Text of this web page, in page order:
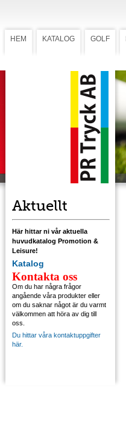
HEM KATALOG GOLF
Aktuellt
Här hittar ni vår aktuella
huvudkatalog Promotion &
Leisure!
Katalog
Kontakta oss
Om du har några frågor
angående våra produkter eller
om du saknar något är du varmt
välkommen att höra av dig till
oss.
Du hittar våra kontaktuppgifter
här.